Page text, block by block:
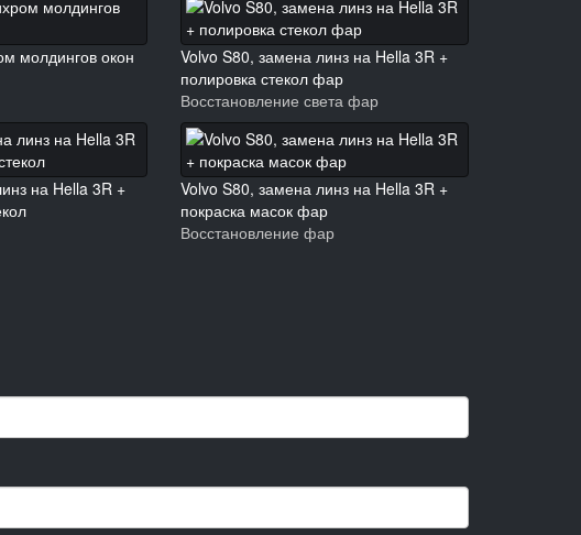
молдингов окон
Volvo S80, замена линз на Hella 3R +
полировка стекол фар
Восстановление света фар
на Hella 3R +
Volvo S80, замена линз на Hella 3R +
покраска масок фар
Восстановление фар